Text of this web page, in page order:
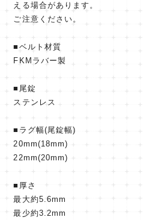
える場合があります。
ご注意ください。
■ベルト材質
FKMラバー製
■尾錠
ステンレス
■ラグ幅(尾錠幅)
20mm(18mm)
22mm(20mm)
■厚さ
最大約5.6mm
最少約3.2mm